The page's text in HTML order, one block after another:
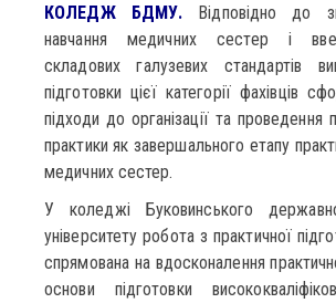
КОЛЕДЖ БДМУ. Відповідно до
навчання медичних сестер і
складових галузевих стандартів
підготовки цієї категорії фахівців
підходи до організації та проведення
практики як завершального етапу
медичних сестер.
У коледжі Буковинського
університету робота з практичної
спрямована на вдосконалення
основи підготовки